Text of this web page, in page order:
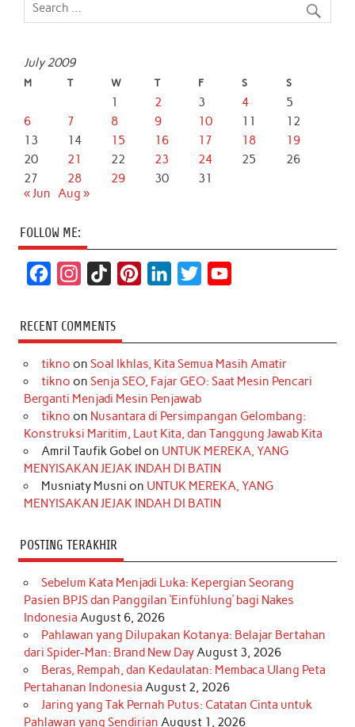
July 2009
M T W T F S S
1 2 3 4
5
6
7 8 9 10 11
12
13
14 15 16 17 18
19
20
21 22 23 24 25
26
27
28 29 30
31
« Jun Aug »
FOLLOW ME:
c
e
b
o
k
s
t
a
r
a
m
k
T
o
k
t
e
r
e
s
t
k
e
d
I
n
t
t
r
T
u
e
RECENT COMMENTS
tikno on Soal Ikhlas, Kita Semua Masih Amatir
tikno on Senja SEO, Fajar GEO: Saat Mesin Pencari
Berganti Menjadi Mesin Penjawab
tikno on Nusantara di Persimpangan Gelombang:
Konstruksi Maritim, Laut Kita, dan Tanggung Jawab Kita
Amril Taufik Gobel on UNTUK MEREKA, YANG
MENYISAKAN JEJAK INDAH DI BATIN
Musniaty Musni on UNTUK MEREKA, YANG
MENYISAKAN JEJAK INDAH DI BATIN
POSTING TERAKHIR
Sebelum Kata Menjadi Luka: Kepergian Seorang
Pasien BPJS dan Panggilan ‘Einfühlung’ bagi Nakes
Indonesia August 6, 2026
Pahlawan yang Dilupakan Kotanya: Belajar Bertahan
dari Spider-Man: Brand New DayAugust 3, 2026
Beras, Rempah, dan Kedaulatan: Membaca Ulang Peta
Pertahanan Indonesia August 2, 2026
Jaring yang Tak Pernah Putus: Catatan Cinta untuk
Pahlawan yang Sendirian August 1, 2026